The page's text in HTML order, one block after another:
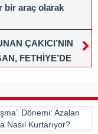
bir araç olarak
ÇAKICI’NIN
FETHİYE’DE